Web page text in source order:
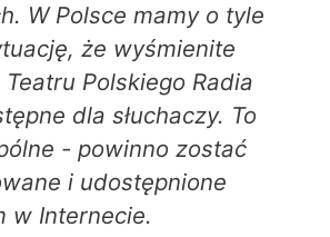
W Polsce mamy o tyle
że wyśmienite
Polskiego Radia
dla słuchaczy. To
- powinno zostać
i udostępnione
w Internecie.